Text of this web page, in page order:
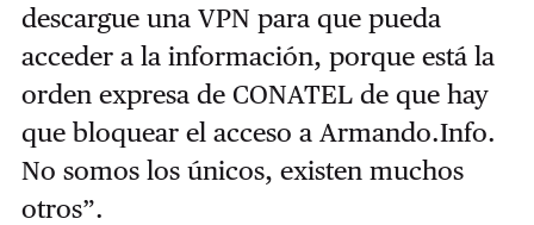
descargue una VPN para que pueda
acceder a la información, porque está la
orden expresa de CONATEL de que hay
que bloquear el acceso a Armando.Info.
No somos los únicos, existen muchos
otros”.